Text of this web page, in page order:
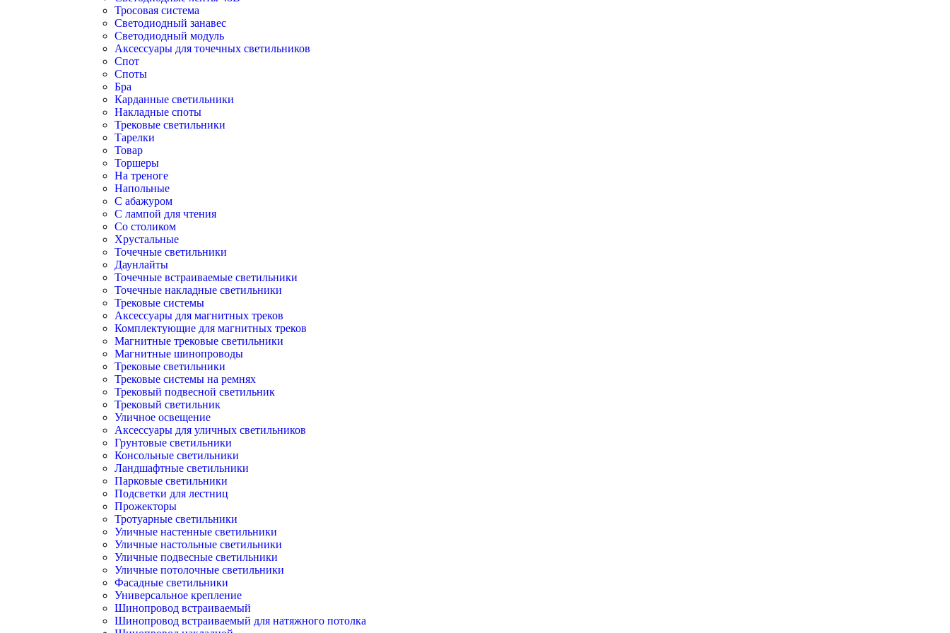
Тросовая система
Светодиодный занавес
Светодиодный модуль
Аксессуары для точечных светильников
Спот
Споты
Бра
Карданные светильники
Накладные споты
Трековые светильники
Тарелки
Товар
Торшеры
На треноге
Напольные
С абажуром
С лампой для чтения
Со столиком
Хрустальные
Точечные светильники
Даунлайты
Точечные встраиваемые светильники
Точечные накладные светильники
Трековые системы
Аксессуары для магнитных треков
Комплектующие для магнитных треков
Магнитные трековые светильники
Магнитные шинопроводы
Трековые светильники
Трековые системы на ремнях
Трековый подвесной светильник
Трековый светильник
Уличное освещение
Аксессуары для уличных светильников
Грунтовые светильники
Консольные светильники
Ландшафтные светильники
Парковые светильники
Подсветки для лестниц
Прожекторы
Тротуарные светильники
Уличные настенные светильники
Уличные настольные светильники
Уличные подвесные светильники
Уличные потолочные светильники
Фасадные светильники
Универсальное крепление
Шинопровод встраиваемый
Шинопровод встраиваемый для натяжного потолка